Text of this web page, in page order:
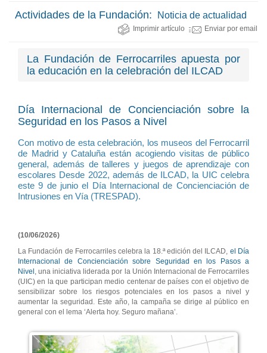
Actividades de la Fundación: Noticia de actualidad
Imprimir artículo Enviar por email
La Fundación de Ferrocarriles apuesta por
la educación en la celebración del ILCAD
Día Internacional de Concienciación sobre la
Seguridad en los Pasos a Nivel
Con motivo de esta celebración, los museos del Ferrocarril
de Madrid y Cataluña están acogiendo visitas de público
general, además de talleres y juegos de aprendizaje con
escolares Desde 2022, además de ILCAD, la UIC celebra
este 9 de junio el Día Internacional de Concienciación de
Intrusiones en Vía (TRESPAD).
(10/06/2026)
La Fundación de Ferrocarriles celebra la 18.ª edición del ILCAD, el Día
Internacional de Concienciación sobre Seguridad en los Pasos a
Nivel , una iniciativa liderada por la Unión Internacional de Ferrocarriles
(UIC) en la que participan medio centenar de países con el objetivo de
sensibilizar sobre los riesgos potenciales en los pasos a nivel y
aumentar la seguridad. Este año, la campaña se dirige al público en
general con el lema ‘Alerta hoy. Seguro mañana’.